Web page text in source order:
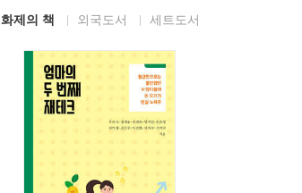
화제의 책 외국도서 세트도서